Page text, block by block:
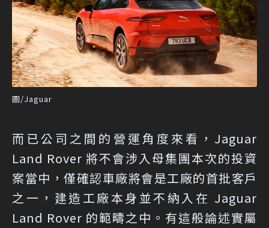
圖/Jaguar
而已公司之間的營運角度來看，Jaguar
Land Rover 將不會涉入母集團本次的投資
案當中，僅確認車廠將會是工廠的首批客戶
之一，建造工廠本身並不納入在 Jaguar
Land Rover 的範疇之中。有這般論述實屬